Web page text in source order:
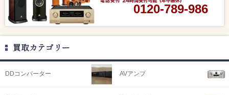
0120-789-986
買取カテゴリー
DDコンバーター AVアンプ